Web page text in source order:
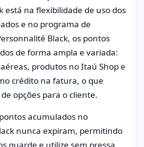
está na flexibilidade de uso dos
e no programa de
Black, os pontos
de forma ampla e variada:
produtos no Itaú Shop e
crédito na fatura, o que
opções para o cliente.
acumulados no
nunca expiram, permitindo
guarde e utilize sem pressa,